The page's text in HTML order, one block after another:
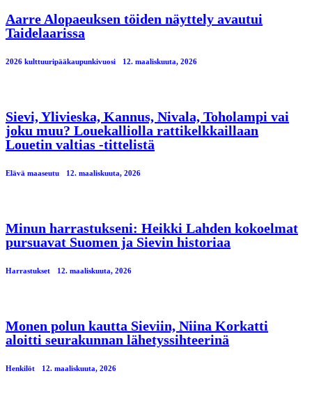
Aarre Alopaeuksen töiden näyttely avautui
Taidelaarissa
2026 kulttuuripääkaupunkivuosi 12. maaliskuuta, 2026
Sievi, Ylivieska, Kannus, Nivala, Toholampi vai
joku muu? Louekalliolla rattikelkkaillaan
Louetin valtias -tittelistä
Elävä maaseutu 12. maaliskuuta, 2026
Minun harrastukseni: Heikki Lahden kokoelmat
pursuavat Suomen ja Sievin historiaa
Harrastukset 12. maaliskuuta, 2026
Monen polun kautta Sieviin, Niina Korkatti
aloitti seurakunnan lähetyssihteerinä
Henkilöt 12. maaliskuuta, 2026